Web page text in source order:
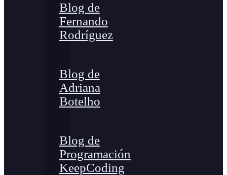
Blog de
Fernando
Rodríguez
Blog de
Adriana
Botelho
Blog de
Programación
KeepCoding